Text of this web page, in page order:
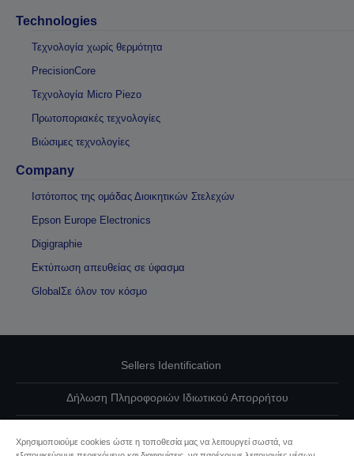
Technologies
Τεχνολογία χωρίς θερμότητα
PrecisionCore
Τεχνολογία Micro Piezo
Πρωτοποριακές τεχνολογίες
Βιώσιμες τεχνολογίες
Company
Ιστότοπος της ομάδας Διοικητικών Στελεχών
Epson Europe Electronics
Digigraphie
Εκτύπωση απευθείας σε ύφασμα
GlobalΣε όλον τον κόσμο
Sellers Identification
Δήλωση Πληροφοριών Ιδιωτικού Απορρήτου
Χρησιμοποιούμε cookies ώστε η τοποθεσία μας να λειτουργεί σωστά, να